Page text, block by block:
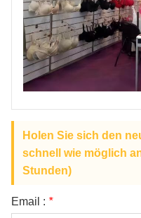
ÜBER UNS
Holen Sie sich den
schnell wie möglich
Stunden)
Email : *